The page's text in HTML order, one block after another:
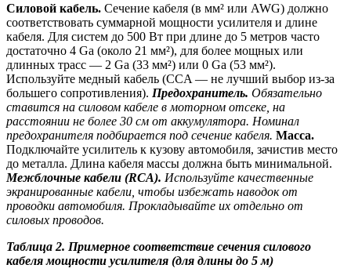
Силовой кабель. Сечение кабеля (в мм² или AWG) должно
соответствовать суммарной мощности усилителя и длине
кабеля. Для систем до 500 Вт при длине до 5 метров часто
достаточно 4 Ga (около 21 мм²), для более мощных или
длинных трасс — 2 Ga (33 мм²) или 0 Ga (53 мм²).
Используйте медный кабель (CCA — не лучший выбор из-за
большего сопротивления). Предохранитель. Обязательно
ставится на силовом кабеле в моторном отсеке, на
расстоянии не более 30 см от аккумулятора. Номинал
предохранителя подбирается под сечение кабеля. Масса.
Подключайте усилитель к кузову автомобиля, зачистив место
до металла. Длина кабеля массы должна быть минимальной.
Межблочные кабели (RCA). Используйте качественные
экранированные кабели, чтобы избежать наводок от
проводки автомобиля. Прокладывайте их отдельно от
силовых проводов.
Таблица 2. Примерное соответствие сечения силового
кабеля мощности усилителя (для длины до 5 м)